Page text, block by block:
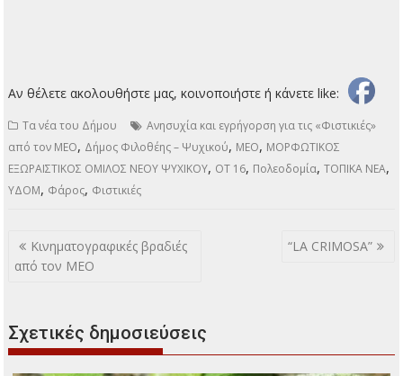
Αν θέλετε ακολουθήστε μας, κοινοποιήστε ή κάνετε like:
Τα νέα του Δήμου
Ανησυχία και εγρήγορση για τις «Φιστικιές»
από τον ΜΕΟ, Δήμος Φιλοθέης – Ψυχικού, ΜΕΟ, ΜΟΡΦΩΤΙΚΟΣ
ΕΞΩΡΑΙΣΤΙΚΟΣ ΟΜΙΛΟΣ ΝΕΟΥ ΨΥΧΙΚΟΥ, ΟΤ 16, Πολεοδομία,ΤΟΠΙΚΑ ΝΕΑ,
ΥΔΟΜ, Φάρος, Φιστικιές
Πλοήγηση
άρθρων
Κινηματογραφικές βραδιές
από τον ΜΕΟ
“LA CRIMOSA”
Σχετικές δημοσιεύσεις